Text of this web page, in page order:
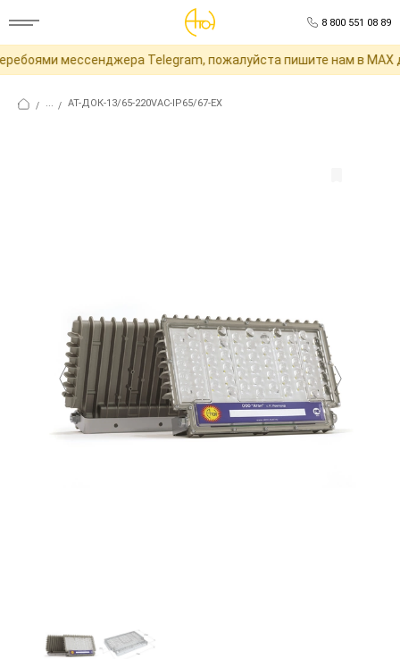
8 800 551 08 89
мессенджера Telegram, пожалуйста пишите нам в MAX
/ ... / АТ-ДОК-13/65-220VAC-IP65/67-EX